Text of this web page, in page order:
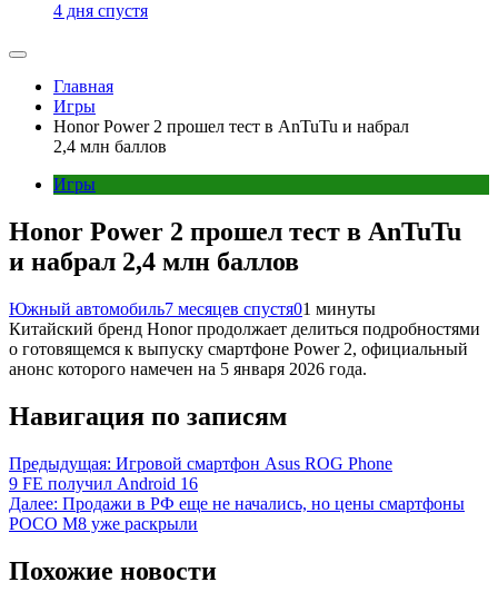
4 дня спустя
Главная
Игры
Honor Power 2 прошел тест в AnTuTu и набрал
2,4 млн баллов
Игры
Honor Power 2 прошел тест в AnTuTu
и набрал 2,4 млн баллов
Южный автомобиль7 месяцев спустя01 минуты
Китайский бренд Honor продолжает делиться подробностями
о готовящемся к выпуску смартфоне Power 2, официальный
анонс которого намечен на 5 января 2026 года.
Навигация по записям
Предыдущая: Игровой смартфон Asus ROG Phone
9 FE получил Android 16
Далее: Продажи в РФ еще не начались, но цены смартфоны
POCO M8 уже раскрыли
Похожие новости